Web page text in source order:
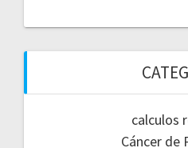
calculos
Cáncer de